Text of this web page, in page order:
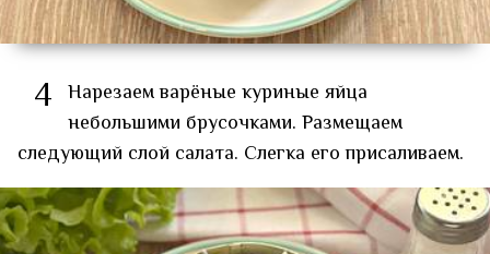
4 Нарезаем варёные куриные яйца
небольшими брусочками. Размещаем
следующий слой салата. Слегка его присаливаем.